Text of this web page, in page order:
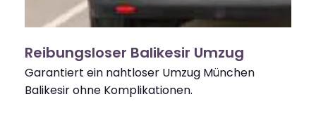
Reibungsloser Balikesir Umzug
Garantiert ein nahtloser Umzug München
Balikesir ohne Komplikationen.